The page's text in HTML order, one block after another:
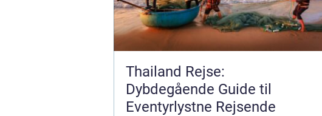
Thailand Rejse:
Dybdegående Guide til
Eventyrlystne Rejsende